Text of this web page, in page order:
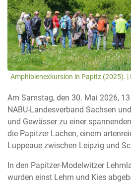
Amphibienexkursion in Papitz (2025).
Am Samstag, den 30. Mai 2026,
NABU-Landesverband Sachsen
und Gewässer zu einer
die Papitzer Lachen, einem
Luppeaue zwischen Leipzig und
In den Papitzer-Modelwitzer
wurden einst Lehm und Kies